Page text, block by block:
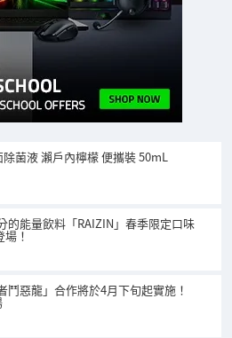
菌液 瀨戶內檸檬 便攜裝 50mL
的能量飲料「RAIZIN」春季限定口味
場！
惡龍」合作將於4月下旬起實施！